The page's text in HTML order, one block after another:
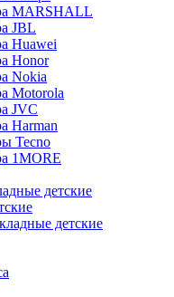
MARSHALL
JBL
Huawei
Honor
Nokia
Motorola
JVC
Harman
Tecno
1MORE
детские
детские